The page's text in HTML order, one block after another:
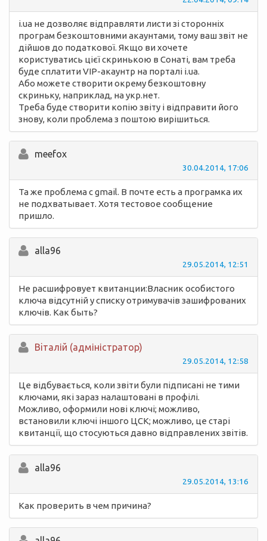
i.ua не дозволяє відправляти листи зі сторонніх
програм безкоштовними акаунтами, тому ваш звіт не
дійшов до податкової. Якщо ви хочете
користуватись цієї скринькою в Сонаті, вам треба
буде сплатити VIP-акаунтр на порталі i.ua.
Або можете створити окрему безкоштовну
скриньку, наприклад, на укр.нет.
Треба буде створити копію звіту і відправити його
знову, коли проблема з поштою вирішиться.
meefox
30.04.2014, 17:06
Та же проблема с gmail. В почте есть а програмка их
не подхватывает. Хотя тестовое сообщение
пришло.
alla96
29.05.2014, 12:51
Не расшифровует квитанции:Власник особистого
ключа відсутній у списку отримувачів зашифрованих
ключів. Как быть?
Вiталій (адміністратор)
29.05.2014, 12:58
Це відбувається, коли звіти були підписані не тими
ключами, які зараз налаштовані в профілі.
Можливо, оформили нові ключі; можливо,
встановили ключі іншого ЦСК; можливо, це старі
квитанції, що стосуються давно відправлених звітів.
alla96
29.05.2014, 13:16
Как проверить в чем причина?